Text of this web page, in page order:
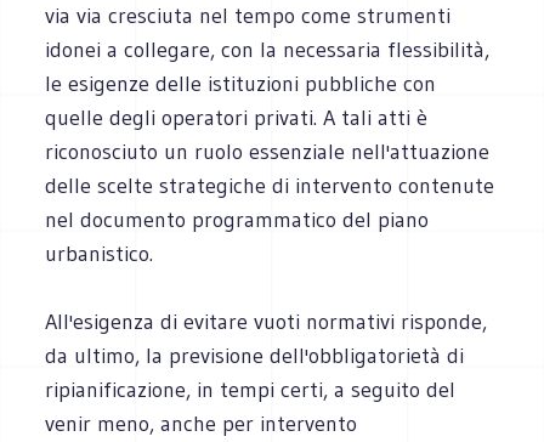
via via cresciuta nel tempo come strumenti
idonei a collegare, con la necessaria flessibilità,
le esigenze delle istituzioni pubbliche con
quelle degli operatori privati. A tali atti è
riconosciuto un ruolo essenziale nell'attuazione
delle scelte strategiche di intervento contenute
nel documento programmatico del piano
urbanistico.
All'esigenza di evitare vuoti normativi risponde,
da ultimo, la previsione dell'obbligatorietà di
ripianificazione, in tempi certi, a seguito del
venir meno, anche per intervento